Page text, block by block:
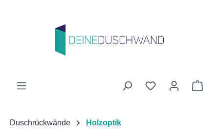
Du hast 0
Duschrückwände Holzoptik